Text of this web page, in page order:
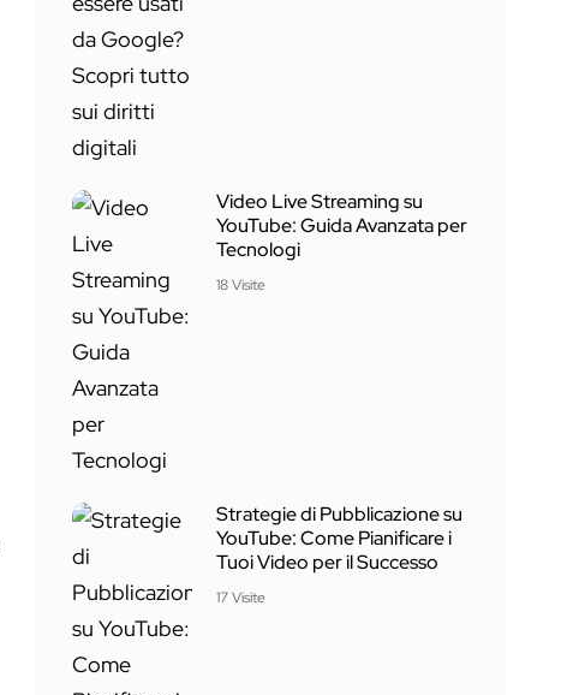
Video Live Streaming su
YouTube: Guida Avanzata per
Tecnologi
18 Visite
Strategie di Pubblicazione su
YouTube: Come Pianificare i
Tuoi Video per il Successo
17 Visite